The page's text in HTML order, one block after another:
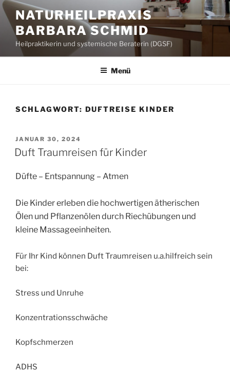
Zum
Inhalt
springen
NATURHEILPRAXIS
BARBARA SCHMID
Heilpraktikerin und systemische Beraterin (DGSF)
Menü
SCHLAGWORT: DUFTREISE KINDER
VERÖFFENTLICHT
AM
JANUAR 30, 2024
Duft Traumreisen für Kinder
Düfte – Entspannung – Atmen
Die Kinder erleben die hochwertigen ätherischen
Ölen und Pflanzenölen durch Riechübungen und
kleine Massageeinheiten.
Für Ihr Kind können Duft Traumreisen u.a.hilfreich sein
bei:
Stress und Unruhe
Konzentrationsschwäche
Kopfschmerzen
ADHS